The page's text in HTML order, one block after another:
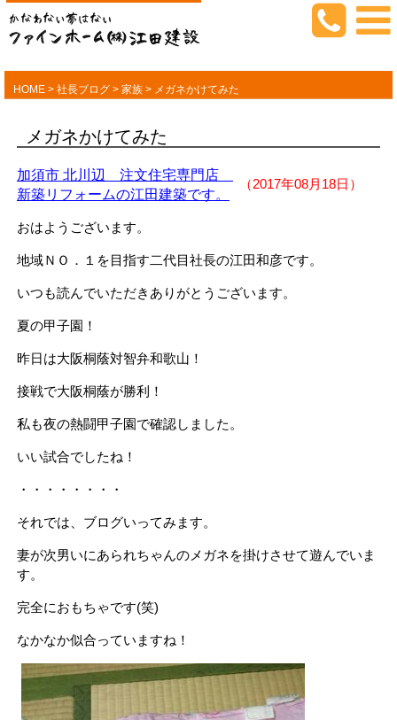
HOME > 社長ブログ > 家族 > メガネかけてみた
メガネかけてみた
（2017年08月18日）
加須市 北川辺 注文住宅専門店
新築リフォームの江田建築です。
おはようございます。
地域ＮＯ．１を目指す二代目社長の江田和彦です。
いつも読んでいただきありがとうございます。
夏の甲子園！
昨日は大阪桐蔭対智弁和歌山！
接戦で大阪桐蔭が勝利！
私も夜の熱闘甲子園で確認しました。
いい試合でしたね！
・・・・・・・・
それでは、ブログいってみます。
妻が次男いにあられちゃんのメガネを掛けさせて遊んでいま
す。
完全におもちゃです(笑)
なかなか似合っていますね！